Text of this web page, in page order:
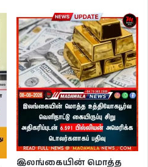
இலங்கையின் மொத்த